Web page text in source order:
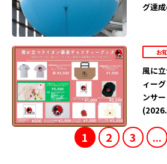
グ達
お
風に
ィー
ンサ
1 2 3 ...